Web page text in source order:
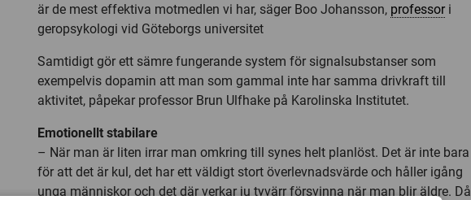
är de mest effektiva motmedlen vi har, säger Boo Johansson, professori
geropsykologi vid Göteborgs universitet
Samtidigt gör ett sämre fungerande system för signalsubstanser som
exempelvis dopamin att man som gammal inte har samma drivkraft till
aktivitet, påpekar professor Brun Ulfhake på Karolinska Institutet.
Emotionellt stabilare
– När man är liten irrar man omkring till synes helt planlöst. Det är inte bara
för att det är kul, det har ett väldigt stort överlevnadsvärde och håller igång
unga människor och det där verkar ju tyvärr försvinna när man blir äldre. Då